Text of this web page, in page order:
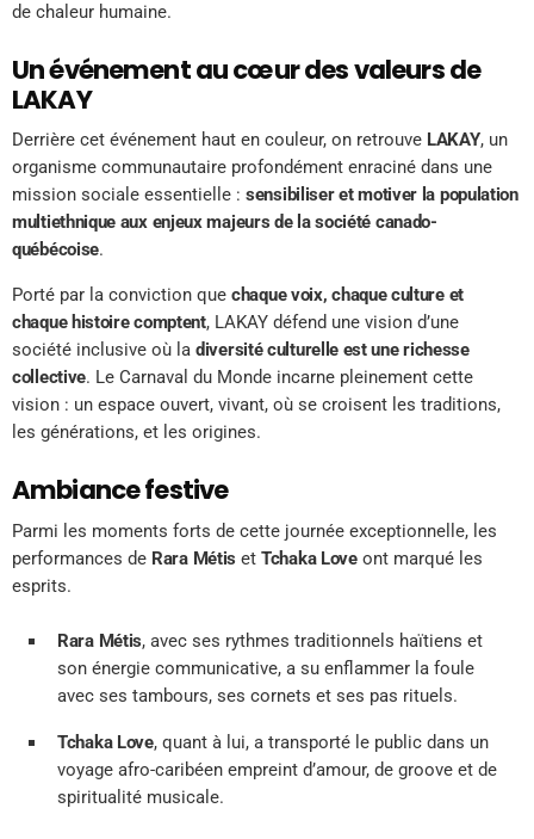
de chaleur humaine.
Un événement au cœur des valeurs de
LAKAY
Derrière cet événement haut en couleur, on retrouve LAKAY, un
organisme communautaire profondément enraciné dans une
mission sociale essentielle : sensibiliser et motiver la population
multiethnique aux enjeux majeurs de la société canado-
québécoise.
Porté par la conviction que chaque voix, chaque culture et
chaque histoire comptent, LAKAY défend une vision d’une
société inclusive où la diversité culturelle est une richesse
collective. Le Carnaval du Monde incarne pleinement cette
vision : un espace ouvert, vivant, où se croisent les traditions,
les générations, et les origines.
Ambiance festive
Parmi les moments forts de cette journée exceptionnelle, les
performances de Rara Métis et Tchaka Loveont marqué les
esprits.
Rara Métis, avec ses rythmes traditionnels haïtiens et
son énergie communicative, a su enflammer la foule
avec ses tambours, ses cornets et ses pas rituels.
Tchaka Love, quant à lui, a transporté le public dans un
voyage afro-caribéen empreint d’amour, de groove et de
spiritualité musicale.